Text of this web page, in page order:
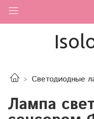
Светодиодные
Лампа